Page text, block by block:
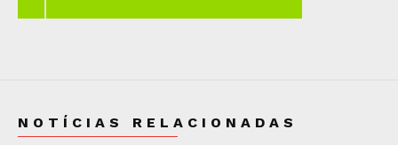
NOTÍCIAS RELACIONADAS